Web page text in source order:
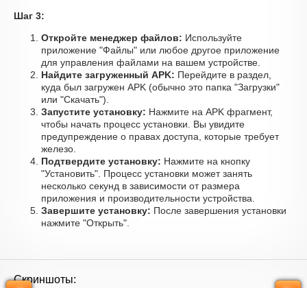
Шаг 3:
Откройте менеджер файлов: Используйте
приложение "Файлы" или любое другое приложение
для управления файлами на вашем устройстве.
Найдите загруженный APK: Перейдите в раздел,
куда был загружен APK (обычно это папка "Загрузки"
или "Скачать").
Запустите установку: Нажмите на APK фрагмент,
чтобы начать процесс установки. Вы увидите
предупреждение о правах доступа, которые требует
железо.
Подтвердите установку: Нажмите на кнопку
"Установить". Процесс установки может занять
несколько секунд в зависимости от размера
приложения и производительности устройства.
Завершите установку: После завершения установки
нажмите "Открыть".
Скриншоты: